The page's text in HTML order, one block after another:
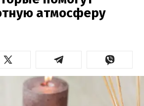
атмосферу